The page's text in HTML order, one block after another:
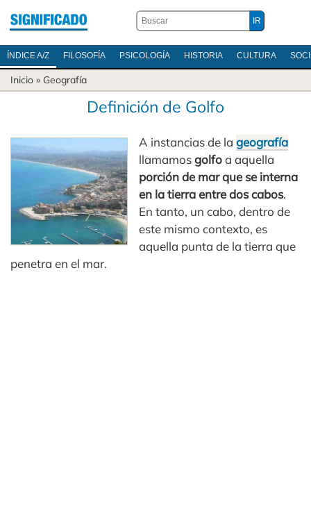
ÍNDICE A/Z FILOSOFÍA PSICOLOGÍA HISTORIA CULTURA
Inicio » Geografía
Definición de Golfo
A instancias de lageografía
llamamosgolfoa aquella
porción de mar que se interna
en la tierra entre dos cabos.
En tanto, un cabo, dentro de
este mismo contexto, es
aquella punta de la tierra que
penetra en el mar.